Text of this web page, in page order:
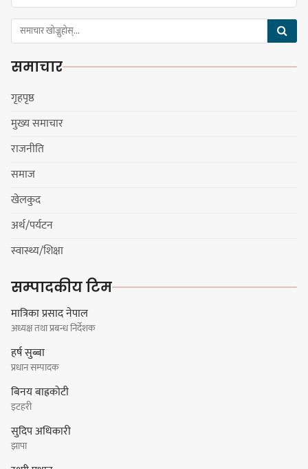
नेपाली काँग्रेस सभापति गगन थापालाई
सुनसरीका कार्यकर्ताको आग्रह
समाचार
गृहपृष्ठ
मुख्य समाचार
राजनीति
समाज
खेलकुद
अर्थ/पर्यटन
स्वास्थ्य/शिक्षा
सम्पादकीय टिम
मात्रिका प्रसाद नेपाल
अध्यक्ष तथा प्रबन्ध निर्देशक
हर्ष सुब्बा
प्रधान सम्पादक
बिनय बाह्रकोटी
इटहरी
सुदिप अधिकारी
झापा